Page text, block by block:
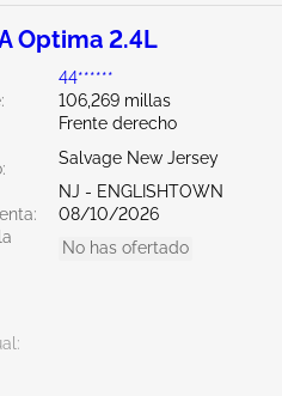
Optima 2.4L
44******
106,269 millas
Frente derecho
Salvage New Jersey
NJ - ENGLISHTOWN
08/10/2026
No has ofertado